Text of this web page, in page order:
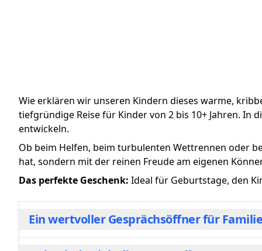
Wie erklären wir unseren Kindern dieses warme,
tiefgründige Reise für Kinder von 2 bis 10+ Jahren. In
entwickeln.
Ob beim Helfen, beim turbulenten Wettrennen oder
hat, sondern mit der reinen Freude am eigenen
Das perfekte Geschenk: Ideal für Geburtstage, den
Ein wertvoller Gesprächsöffner für